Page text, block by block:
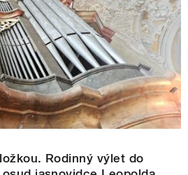
Rodinný výlet do